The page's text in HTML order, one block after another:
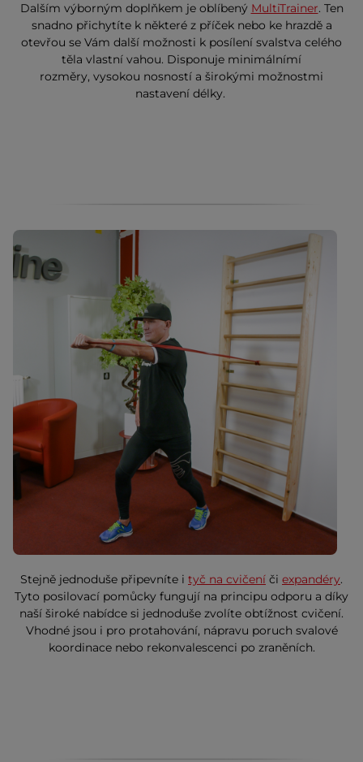
Dalším výborným doplňkem je oblíbený MultiTrainer. Ten
snadno přichytíte k některé z příček nebo ke hrazdě a
otevřou se Vám další možnosti k posílení svalstva celého
těla vlastní vahou. Disponuje minimálnímí
rozměry, vysokou nosností a širokými možnostmi
nastavení délky.
Stejně jednoduše připevníte i tyč na cvičení či expandéry.
Tyto posilovací pomůcky fungují na principu odporu a díky
naší široké nabídce si jednoduše zvolíte obtížnost cvičení.
Vhodné jsou i pro protahování, nápravu poruch svalové
koordinace nebo rekonvalescenci po zraněních.